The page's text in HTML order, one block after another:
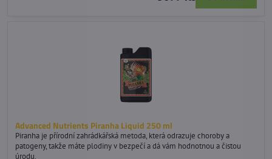
Advanced Nutrients Piranha Liquid 250 ml
Piranha je přírodní zahrádkářská metoda, která odrazuje choroby a
patogeny, takže máte plodiny v bezpečí a dá vám hodnotnou a čistou
úrodu.